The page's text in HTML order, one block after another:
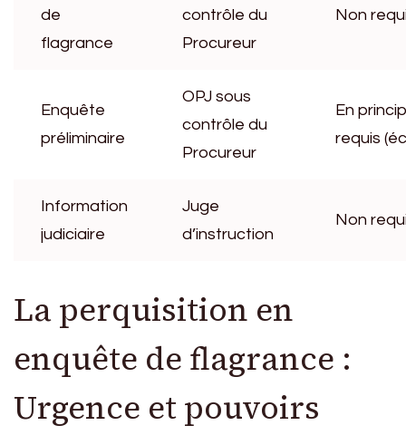
de
flagrance
contrôle du
Procureur
Non
Enquête
préliminaire
OPJ sous
contrôle du
Procureur
En
requis
Information
judiciaire
Juge
d’instruction
Non
La perquisition en
enquête de flagrance :
Urgence et pouvoirs